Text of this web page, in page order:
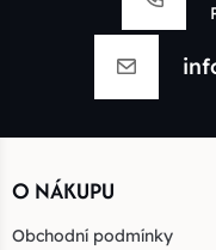
O NÁKUPU
Obchodní podmínky